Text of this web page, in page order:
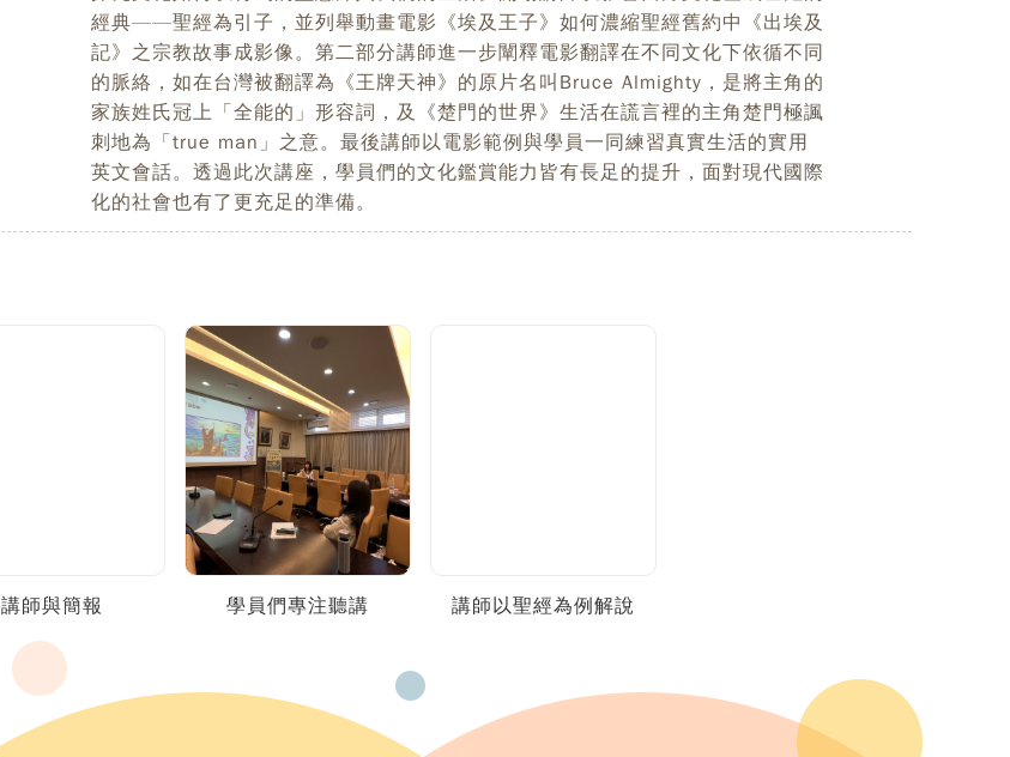
經典——聖經為引子，並列舉動畫電影《埃及王子》如何濃縮聖經舊約中《出埃及
記》之宗教故事成影像。第二部分講師進一步闡釋電影翻譯在不同文化下依循不同
的脈絡，如在台灣被翻譯為《王牌天神》的原片名叫Bruce Almighty，是將主角的
家族姓氏冠上「全能的」形容詞，及《楚門的世界》生活在謊言裡的主角楚門極諷
刺地為「true man」之意。最後講師以電影範例與學員一同練習真實生活的實用
英文會話。透過此次講座，學員們的文化鑑賞能力皆有長足的提升，面對現代國際
化的社會也有了更充足的準備。
講師與簡報 學員們專注聽講 講師以聖經為例解說